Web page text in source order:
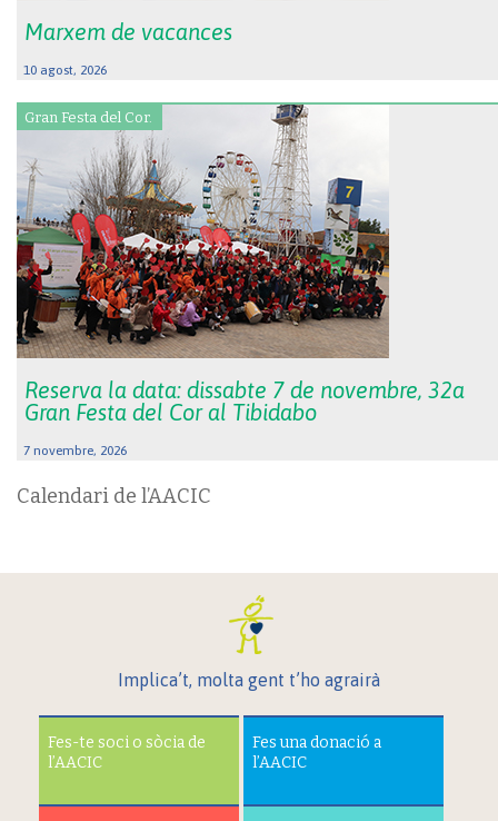
Marxem de vacances
10 agost, 2026
Gran Festa del Cor.
Reserva la data: dissabte 7 de novembre, 32a
Gran Festa del Cor al Tibidabo
7 novembre, 2026
Calendari de l’AACIC
Implica’t, molta gent t’ho agrairà
Fes-te soci o sòcia de
l’AACIC
Fes una donació a
l’AACIC